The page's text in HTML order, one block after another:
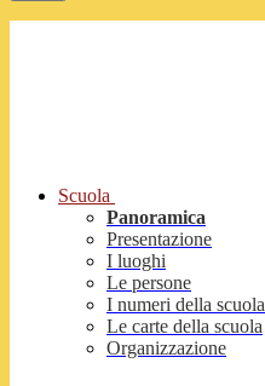
Scuola
Panoramica
Presentazione
I luoghi
Le persone
I numeri della scuola
Le carte della scuola
Organizzazione